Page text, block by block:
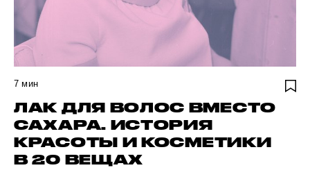
7 мин
ЛАК ДЛЯ ВОЛОС ВМЕСТО
САХАРА. ИСТОРИЯ
КРАСОТЫ И КОСМЕТИКИ
В 20 ВЕЩАХ